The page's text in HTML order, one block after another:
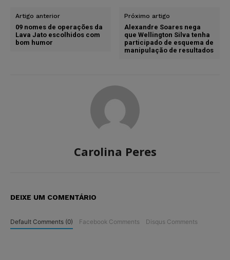
Artigo anterior
09 nomes de operações da
Lava Jato escolhidos com
bom humor
Próximo artigo
Alexandre Soares nega
que Wellington Silva tenha
participado de esquema de
manipulação de resultados
Carolina Peres
DEIXE UM COMENTÁRIO
Default Comments (0) Facebook Comments Disqus Comments